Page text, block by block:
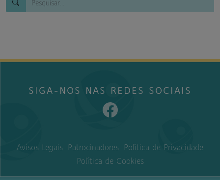
SIGA-NOS NAS REDES SOCIAIS
Avisos Legais Patrocinadores
Política de Privacidade
Política de Cookies